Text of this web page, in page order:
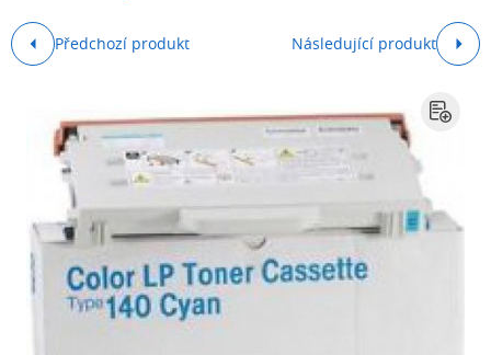
Předchozí produkt Následující produkt